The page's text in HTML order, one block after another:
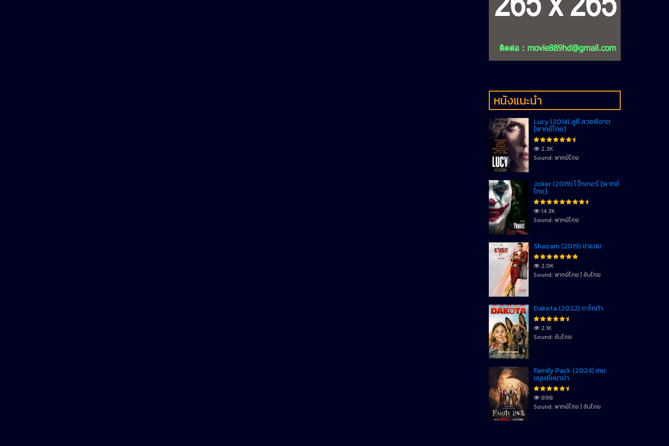
หนังแนะนำ
Lucy (2014) ลูซี่ สวยพิฆาต
[พากย์ไทย]
2.3K
Sound: พากย์ไทย
Joker (2019) โจ๊กเกอร์ [พากย์
ไทย]
14.3K
Sound: พากย์ไทย
Shazam (2019) ชาแซม
2.0K
Sound: พากย์ไทย | ซับไทย
Dakota (2022) ดาโกต้า
2.1K
Sound: ซับไทย
Family Pack (2024) เกม
มนุษย์หมาป่า
898
Sound: พากย์ไทย | ซับไทย